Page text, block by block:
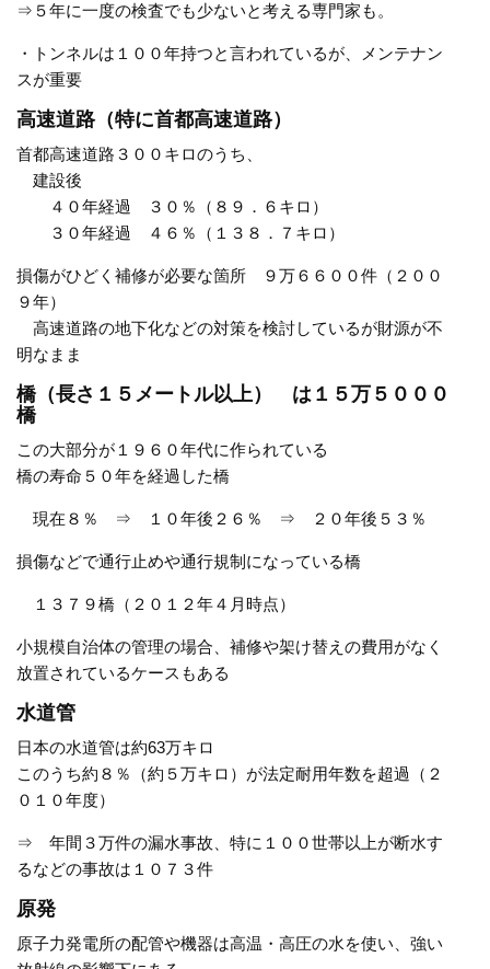
⇒５年に一度の検査でも少ないと考える専門家も。
・トンネルは１００年持つと言われているが、メンテナン
スが重要
高速道路（特に首都高速道路）
首都高速道路３００キロのうち、
建設後
４０年経過 ３０％（８９．６キロ）
３０年経過 ４６％（１３８．７キロ）
損傷がひどく補修が必要な箇所 ９万６６００件（２００
９年）
高速道路の地下化などの対策を検討しているが財源が不
明なまま
橋（長さ１５メートル以上） は１５万５０００
橋
この大部分が１９６０年代に作られている
橋の寿命５０年を経過した橋
現在８％ ⇒ １０年後２６％ ⇒ ２０年後５３％
損傷などで通行止めや通行規制になっている橋
１３７９橋（２０１２年４月時点）
小規模自治体の管理の場合、補修や架け替えの費用がなく
放置されているケースもある
水道管
日本の水道管は約63万キロ
このうち約８％（約５万キロ）が法定耐用年数を超過（２
０１０年度）
⇒ 年間３万件の漏水事故、特に１００世帯以上が断水す
るなどの事故は１０７３件
原発
原子力発電所の配管や機器は高温・高圧の水を使い、強い